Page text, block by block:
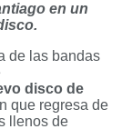
en un
de las bandas
disco de
que regresa de
llenos de